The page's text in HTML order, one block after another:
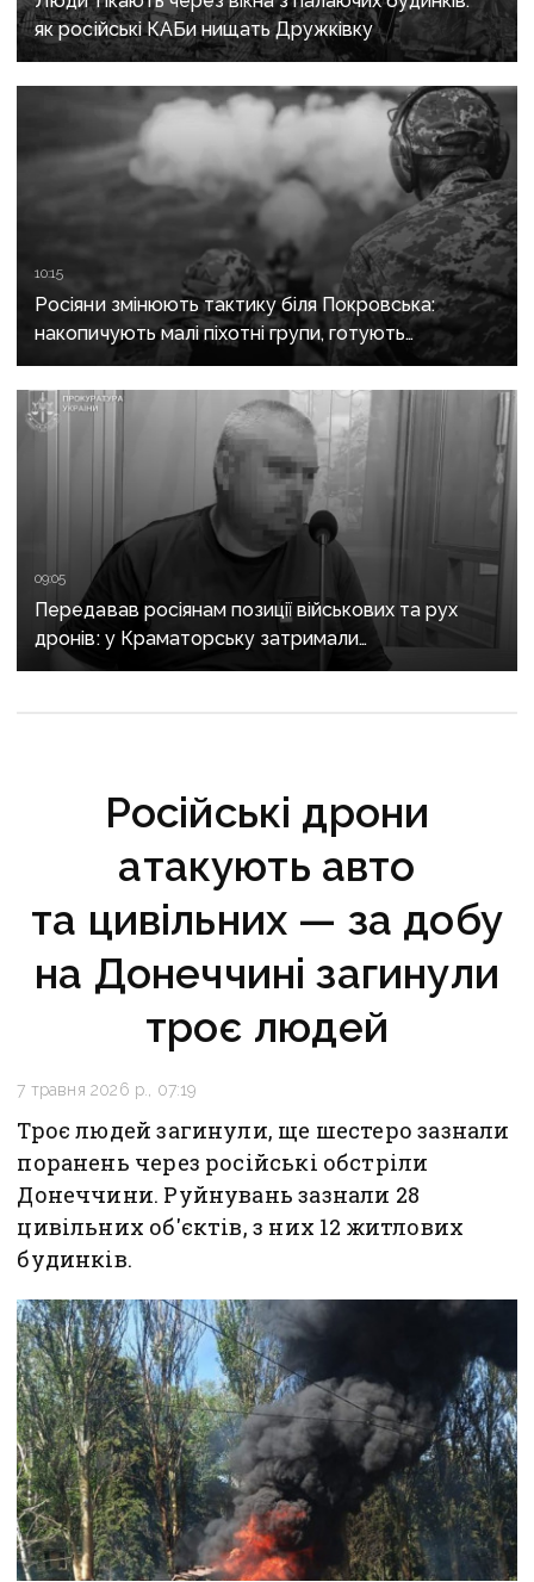
як російські КАБи нищать Дружківку
10:15
Росіяни змінюють тактику біля Покровська:
накопичують малі піхотні групи, готують
бронештурми та намагаються перерізати
логістику
09:05
Передавав росіянам позиції військових та рух
дронів: у Краматорську затримали
адміністратора Telegram-каналу
Російські дрони
атакують авто
та цивільних — за добу
на Донеччині загинули
троє людей
7 травня 2026 р., 07:19
Троє людей загинули, ще шестеро зазнали
поранень через російські обстріли
Донеччини. Руйнувань зазнали 28
цивільних об'єктів, з них 12 житлових
будинків.